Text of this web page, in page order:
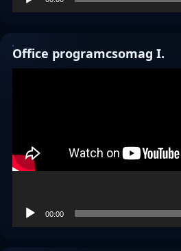
Office programcsomag I.
00:00